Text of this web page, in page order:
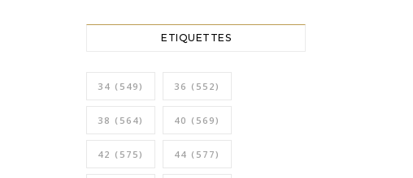
ETIQUETTES
34 (549) 36 (552)
38 (564) 40 (569)
42 (575) 44 (577)